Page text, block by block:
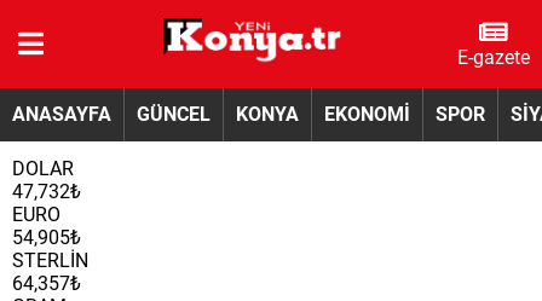
E-gazete
ANASAYFA GÜNCEL KONYA EKONOMİ SPOR
DOLAR
47,732₺
EURO
54,905₺
STERLİN
64,357₺